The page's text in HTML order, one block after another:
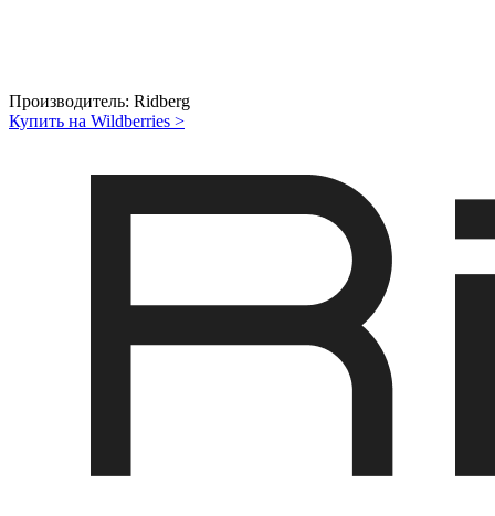
Производитель: Ridberg
Купить на Wildberries >